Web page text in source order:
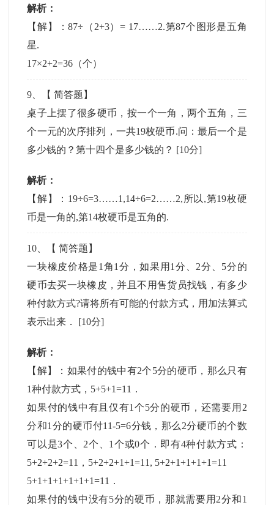
解析：
【解】：87÷（2+3）= 17……2.第87个图形是五角
星.
17×2+2=36（个）
9 、【简答题 】
桌子上摆了很多硬币，按一个一角，两个五角，三
个一元的次序排列，一共19枚硬币.问：最后一个是
多少钱的？第十四个是多少钱的？ [10分]
解析：
【解】：19÷6=3……1,14÷6=2……2,所以,第19枚硬
币是一角的,第14枚硬币是五角的.
10 、【简答题 】
一块橡皮价格是1角1分，如果用1分、2分、5分的
硬币去买一块橡皮，并且不用售货员找钱，有多少
种付款方式?请将所有可能的付款方式，用加法算式
表示出来． [10分]
解析：
【解】：如果付的钱中有2个5分的硬币，那么只有
1种付款方式，5+5+1=11．
如果付的钱中有且仅有1个5分的硬币，还需要用2
分和1分的硬币付11-5=6分钱，那么2分硬币的个数
可以是3个、2个、1个或0个．即有4种付款方式：
5+2+2+2=11，5+2+2+1+1=11, 5+2+1+1+1+1=11
5+1+1+1+1+1+1=11．
如果付的钱中没有5分的硬币，那就需要用2分和1